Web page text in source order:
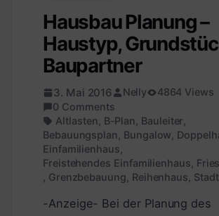
Hausbau Planung –
Haustyp,
Baupartner
3. Mai 2016 Nelly
4864 Views
0 Comments
Altlasten B-Plan Bauleiter
Bebauungsplan Bungalow
Einfamilienhaus
Freistehendes Einfamilienhaus
Grenzbebauung Reihenhaus
-Anzeige- Bei der Planung des